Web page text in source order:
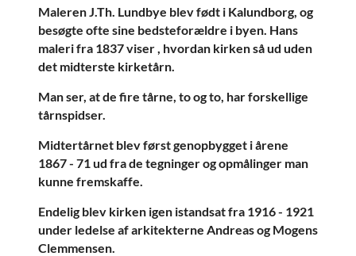
Maleren J.Th. Lundbye blev født i Kalundborg, og
besøgte ofte sine bedsteforældre i byen. Hans
maleri fra 1837 viser , hvordan kirken så ud uden
det midterste kirketårn.
Man ser, at de fire tårne, to og to, har forskellige
tårnspidser.
Midtertårnet blev først genopbygget i årene
1867 - 71 ud fra de tegninger og opmålinger man
kunne fremskaffe.
Endelig blev kirken igen istandsat fra 1916 - 1921
under ledelse af arkitekterne Andreas og Mogens
Clemmensen.